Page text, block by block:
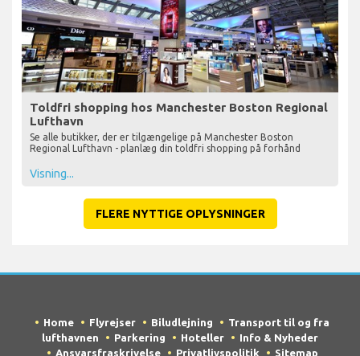
Toldfri shopping hos Manchester Boston Regional
Lufthavn
Se alle butikker, der er tilgængelige på Manchester Boston
Regional Lufthavn - planlæg din toldfri shopping på forhånd
Visning...
FLERE NYTTIGE OPLYSNINGER
Home Flyrejser Biludlejning
Transport til og fra
lufthavnen
Parkering Hoteller
Info & Nyheder
Ansvarsfraskrivelse
Privatlivspolitik Sitemap